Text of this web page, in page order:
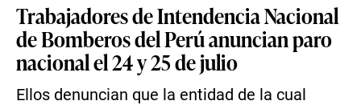
Trabajadores de Intendencia Nacional
de Bomberos del Perú anuncian paro
nacional el 24 y 25 de julio
Ellos denuncian que la entidad de la cual